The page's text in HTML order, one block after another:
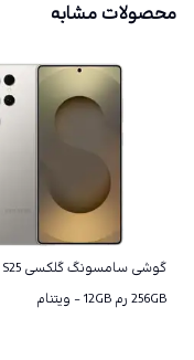
محصولات مشابه
256GB رم 12GB - ویتنام